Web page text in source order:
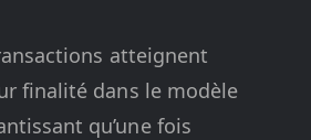
atteignent
finalité dans le modèle
qu’une fois